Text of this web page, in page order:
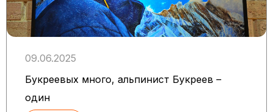
09.06.2025
Букреевых много, альпинист Букреев –
один